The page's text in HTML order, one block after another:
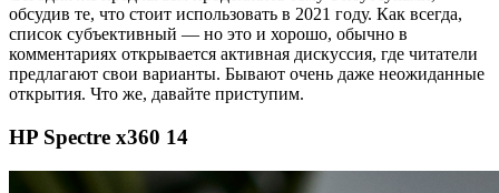
обсудив те, что стоит использовать в 2021 году. Как всегда,
список субъективный — но это и хорошо, обычно в
комментариях открывается активная дискуссия, где читатели
предлагают свои варианты. Бывают очень даже неожиданные
открытия. Что же, давайте приступим.
HP Spectre x360 14